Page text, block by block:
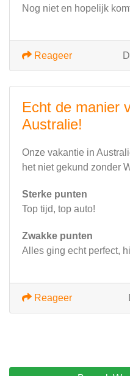
Nog niet en hopelijk
Reageer
Echt de manier
Australie!
Onze vakantie in
het niet gekund zonder
Sterke punten
Top tijd, top auto!
Zwakke punten
Alles ging echt perfect,
Reageer